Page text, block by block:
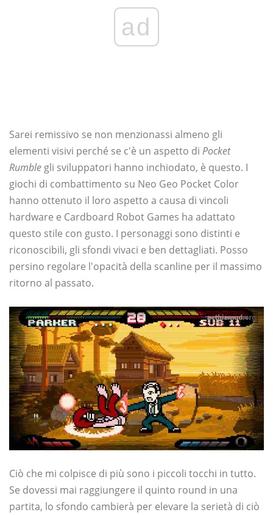
ad
Sarei remissivo se non menzionassi almeno gli
elementi visivi perché se c'è un aspetto di Pocket
Rumble gli sviluppatori hanno inchiodato, è questo. I
giochi di combattimento su Neo Geo Pocket Color
hanno ottenuto il loro aspetto a causa di vincoli
hardware e Cardboard Robot Games ha adattato
questo stile con gusto. I personaggi sono distinti e
riconoscibili, gli sfondi vivaci e ben dettagliati. Posso
persino regolare l'opacità della scanline per il massimo
ritorno al passato.
Ciò che mi colpisce di più sono i piccoli tocchi in tutto.
Se dovessi mai raggiungere il quinto round in una
partita, lo sfondo cambierà per elevare la serietà di ciò